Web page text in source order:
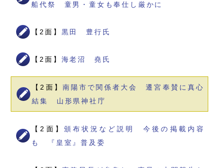
船代祭 童男・童女も奉仕し厳かに
【2面】 黒田 豊行氏
【2面】 海老沼 堯氏
【2面】 南陽市で関係者大会 遷宮奉賛に真心
結集 山形県神社庁
【2面】 頒布状況など説明 今後の掲載内容
も 『皇室』普及委